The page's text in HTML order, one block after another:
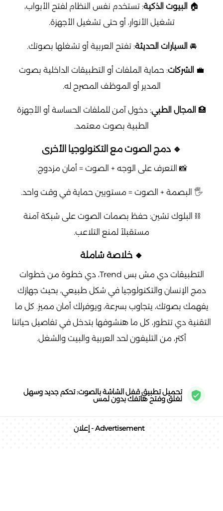
🏠 البيوت الذكية: تستخدم نفس النظام لفتح الأبواب،
تشغيل الأنوار، أو حتى تشغيل الأجهزة.
🚘 السيارات الحديثة: تفتح العربية أو تشغلها بصوتك.
💼 الشركات: حماية الملفات أو التطبيقات الداخلية بصوت
المدير أو الموظف المصرح له.
🏥 المجال الطبي: دخول آمن للملفات الحساسة أو الأجهزة
الطبية بصوت معتمد.
🔹 دمج الصوت مع التكنولوجيا الأخرى
📸 التعرف على الوجه + الصوت = أمان مزدوج.
🖐️ البصمة + الصوت = مستويين حماية في وقت واحد.
⛓️ البلوك تشين: حفظ بصمات الصوت على شبكة آمنة
مستقبلاً لمنع التلاعب.
🔸 خلاصة شاملة
التطبيقات دي مش بس Trend، دي خطوة من خطوات
دمج الإنسان والتكنولوجيا في شكل طبيعي، بحيث جهازك
يفهمك بصوتك، يتجاوب بسرعة، ويوفرلك أمان مميز. كل ما
التقنية دي تتطور، كل ما هنشوفها بتدخل في تفاصيل حياتنا
أكتر، من التليفون لحد العربية والبيت والشغل.
تحميل تطبيق قفل الشاشة بالصوت: تحكم جديد وسهل
لغلق وفتح هاتفك بدون لمس
Advertisement - إعلان